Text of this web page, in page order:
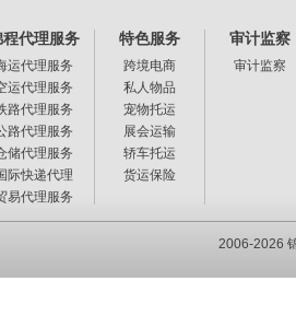
程代理服务
运代理服务
运代理服务
路代理服务
路代理服务
储代理服务
际快递代理
易代理服务
特色服务
跨境电商
私人物品
宠物托运
展会运输
轿车托运
货运保险
审计监察
审计监察
2006-2026